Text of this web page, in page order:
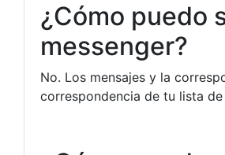
¿Cómo puedo
messenger?
No. Los mensajes y la
correspondencia de tu lista